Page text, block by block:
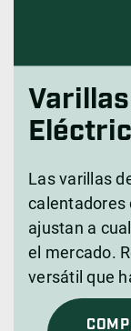
Las varillas
calentadores
ajustan a
el mercado.
versátil que